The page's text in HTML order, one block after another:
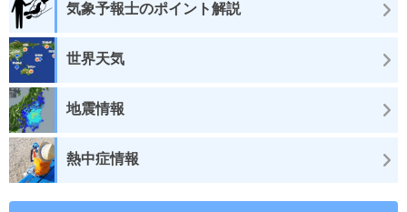
気象予報士のポイント解説
世界天気
地震情報
熱中症情報